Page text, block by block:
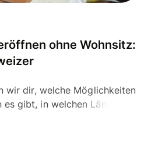
ohne Wohnsitz:
wir dir, welche Möglichkeiten
gibt, in welchen Ländern